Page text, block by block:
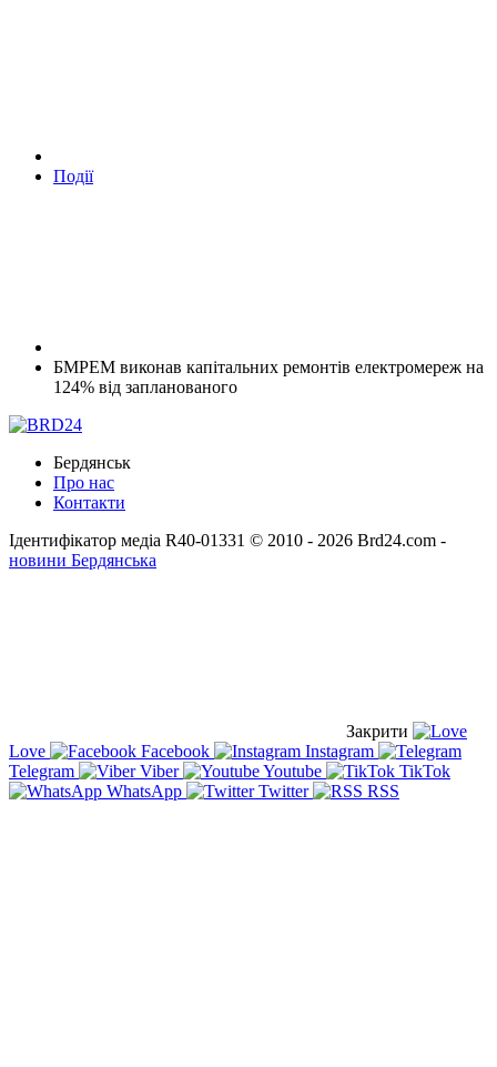
Події
БМРЕМ виконав капітальних ремонтів електромереж на
124% від запланованого
Бердянськ
Про нас
Контакти
Ідентифікатор медіа R40-01331 © 2010 - 2026 Brd24.com -
новини Бердянська
Закрити
Love
Facebook
Instagram
Telegram
Viber Youtube
TikTok
WhatsApp
Twitter RSS